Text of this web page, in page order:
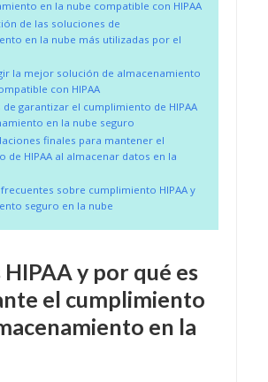
en la nube compatible con HIPAA
de las soluciones de
en la nube más utilizadas por el
la mejor solución de almacenamiento
con HIPAA
garantizar el cumplimiento de HIPAA
en la nube seguro
finales para mantener el
de HIPAA al almacenar datos en la
sobre cumplimiento HIPAA y
seguro en la nube
HIPAA y por qué es
el cumplimiento
en la